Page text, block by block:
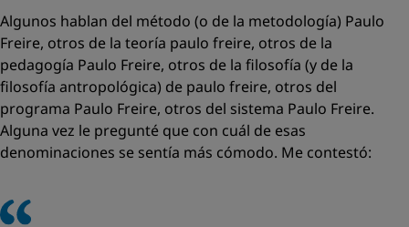
Algunos hablan del método (o de la metodología) Paulo
Freire, otros de la teoría paulo freire, otros de la
pedagogía Paulo Freire, otros de la filosofía (y de la
filosofía antropológica) de paulo freire, otros del
programa Paulo Freire, otros del sistema Paulo Freire.
Alguna vez le pregunté que con cuál de esas
denominaciones se sentía más cómodo. Me contestó: